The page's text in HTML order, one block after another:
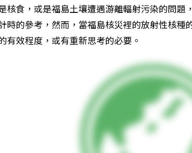
核食，或是福島土壤遭遇游離輻射污染的問題
時的參考，然而，當福島核災裡的放射性核種
有效程度，或有重新思考的必要。